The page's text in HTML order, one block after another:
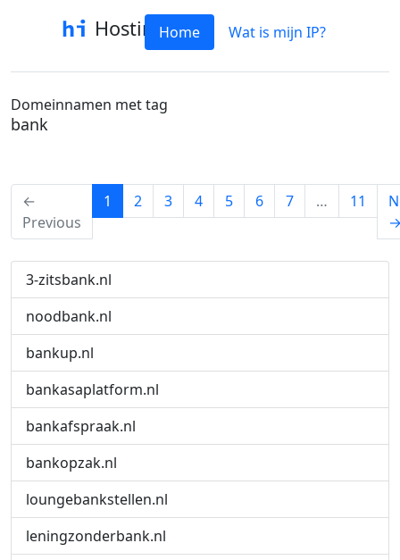
HostinfoHome Wat is mijn IP?
Domeinnamen met tag
bank
←
Previous
1 (current)
2 3 4 5 6 7 … 11
3-zitsbank.nl
noodbank.nl
bankup.nl
bankasaplatform.nl
bankafspraak.nl
bankopzak.nl
loungebankstellen.nl
leningzonderbank.nl